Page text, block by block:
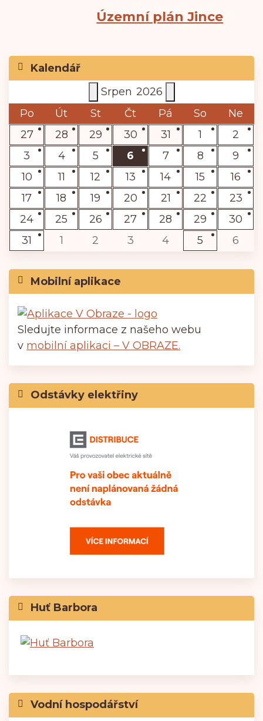
Územní plán Jince
Kalendář
Srpen 2026
Po
Út St Čt Pá So
Ne
27
28 29 30 31 1
2
3
4 5 6 7 8
9
10
11 12 13 14 15
16
17
18 19 20 21 22
23
24
25 26 27 28 29
30
31
1 2 3 4 5 6
Mobilní aplikace
Sledujte informace z našeho webu
v mobilní aplikaci – V OBRAZE.
Odstávky elektřiny
Huť Barbora
Vodní hospodářství